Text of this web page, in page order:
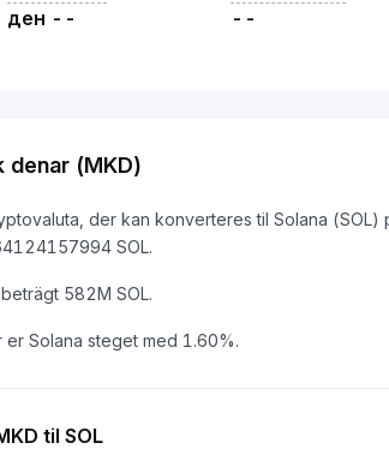
ден -- --
denar (MKD)
der kan konverteres til Solana (SOL)
SOL.
582M SOL.
Solana steget med 1.60%.
til SOL